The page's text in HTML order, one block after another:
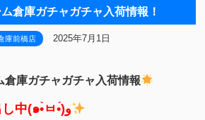
倉庫ガチャガチャ入荷情報！
庫前橋店 2025年7月1日
倉庫ガチャガチャ入荷情報
新商品随時品出し中(๑•̀ㅂ•́)و